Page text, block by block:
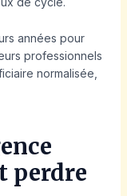
années pour
professionnels
normalisée,
perdre